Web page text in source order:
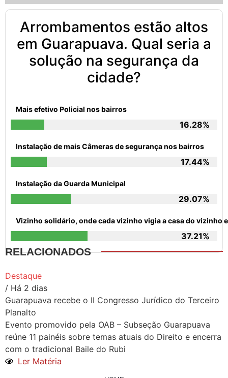
Arrombamentos estão altos
em Guarapuava. Qual seria a
solução na segurança da
cidade?
Mais efetivo Policial nos bairros
16.28%
Instalação de mais Câmeras de segurança nos bairros
17.44%
Instalação da Guarda Municipal
29.07%
Vizinho solidário, onde cada vizinho vigia a casa do vizinho
37.21%
RELACIONADOS
Destaque
/ Há 2 dias
Guarapuava recebe o II Congresso Jurídico do Terceiro
Planalto
Evento promovido pela OAB – Subseção Guarapuava
reúne 11 painéis sobre temas atuais do Direito e encerra
com o tradicional Baile do Rubi
Ler Matéria